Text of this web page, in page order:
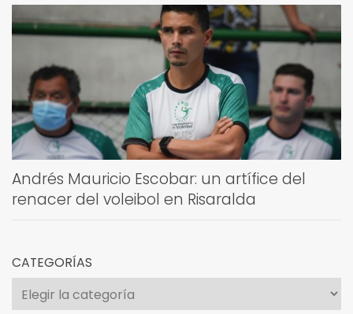
Andrés Mauricio Escobar: un artífice del
renacer del voleibol en Risaralda
CATEGORÍAS
Categorías